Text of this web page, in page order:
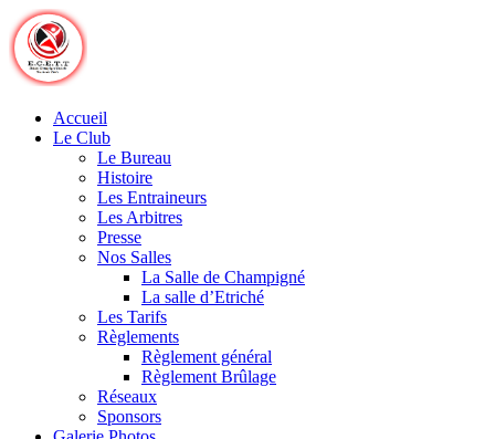
Skip
to
content
Accueil
Le Club
Le Bureau
Histoire
Les Entraineurs
Les Arbitres
Presse
Nos Salles
La Salle de Champigné
La salle d’Etriché
Les Tarifs
Règlements
Règlement général
Règlement Brûlage
Réseaux
Sponsors